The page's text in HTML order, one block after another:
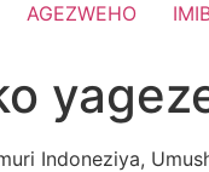
AGEZWEHO
Indoneziya,